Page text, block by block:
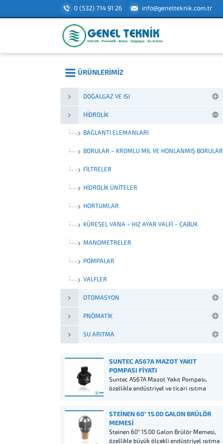
0 (532) 714 91 26 info@genelteknik.com.tr
ÜRÜNLERIMIZ
DOĞALGAZ VE ISI
HIDROLIK
BAĞLANTI ELEMANLARI
BORULAR – KROMLU MIL VE HONLANMIŞ BORULAR
FILTRELER
HIDROLIK ÜNITELER
HORTUMLAR
KÜRESEL VANA – HIZ AYAR VALFI – ÇABUK
BAĞLANTI ELEMANLARI
MANOMETRELER
POMPALAR
VALFLER
OTOMASYON
PNÖMATIK
SU ARITMA
SUNTEC AS67A MAZOT YAKIT
POMPASI FIYATI
Suntec AS67A Mazot Yakıt Pompası,
özellikle endüstriyel ve ticari ısıtma
Suntec’in güvenilirliği ve kalitesini
temsil ederken, enerji verimliliği ve
dayanıklılık açısından da sektör
standartlarını belirler.
STEINEN 60° 15.00 GALON BRÜLÖR
MEMESI
Steinen 60° 15.00 Galon Brülör Memesi,
özellikle büyük ölçekli endüstriyel ısıtma